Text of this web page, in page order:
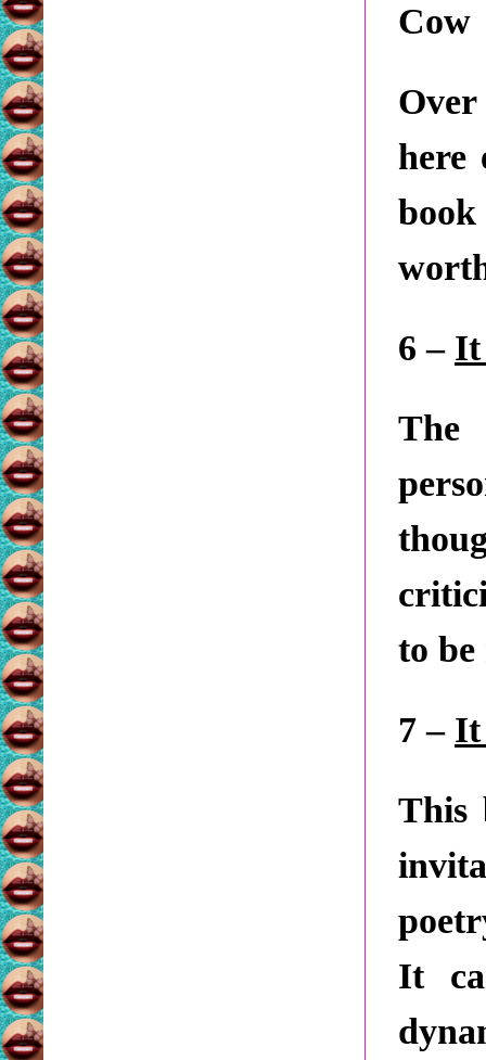
Cow
here
6 – It
to
7 – It
This
It